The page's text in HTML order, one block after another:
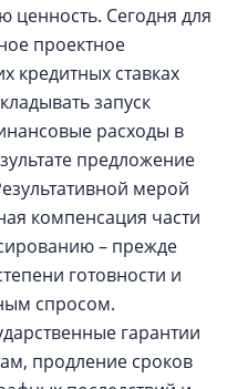
ценность. Сегодня для
проектное
кредитных ставках
запуск
расходы в
предложение
мерой
компенсация части
– прежде
готовности и
спросом.
гарантии
продление сроков